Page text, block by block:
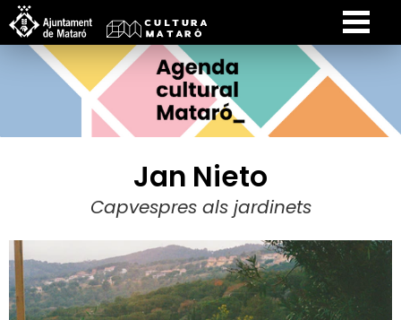
Jan Nieto
Capvespres als jardinets